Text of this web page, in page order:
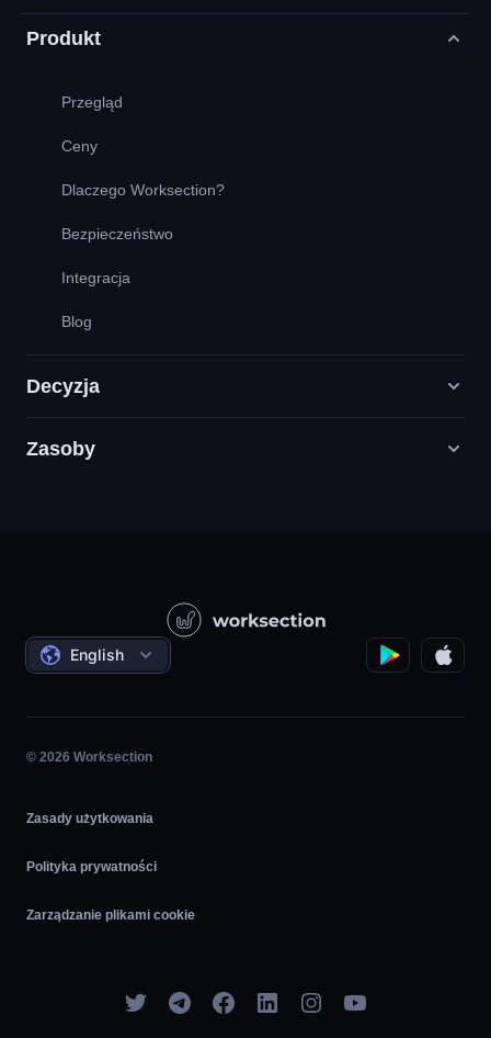
Produkt
Przegląd
Ceny
Dlaczego Worksection?
Bezpieczeństwo
Integracja
Blog
Decyzja
Agencje Digital Marketingu
Projekty Państwowe / Społeczne
Zarządzanie Projektami
Praca na Godziny
Agile
Zasoby
Samouczki wideo
Oferty
English
© 2026 Worksection
Zasady użytkowania
Polityka prywatności
Zarządzanie plikami cookie